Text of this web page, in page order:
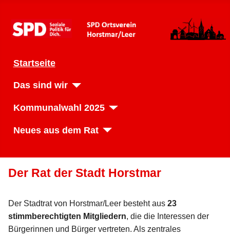
Startseite
Das sind wir
Kommunalwahl 2025
Neues aus dem Rat
Der Rat der Stadt Horstmar
Der Stadtrat von Horstmar/Leer besteht aus 23
stimmberechtigten Mitgliedern, die die Interessen der
Bürgerinnen und Bürger vertreten. Als zentrales